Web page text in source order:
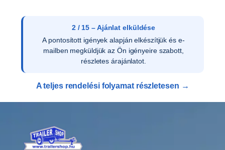
2 / 15 – Ajánlat elküldése
A pontosított igények alapján elkészítjük és e-
mailben megküldjük az Ön igényeire szabott,
részletes árajánlatot.
A teljes rendelési folyamat részletesen →